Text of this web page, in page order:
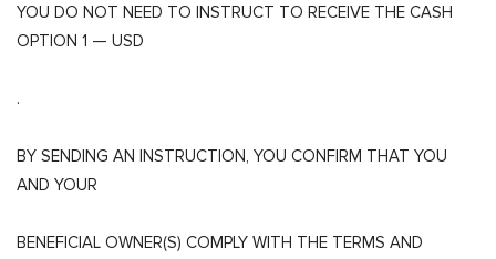
YOU DO NOT NEED TO INSTRUCT TO RECEIVE THE CASH
OPTION 1 — USD
.
BY SENDING AN INSTRUCTION, YOU CONFIRM THAT YOU
AND YOUR
BENEFICIAL OWNER(S) COMPLY WITH THE TERMS AND